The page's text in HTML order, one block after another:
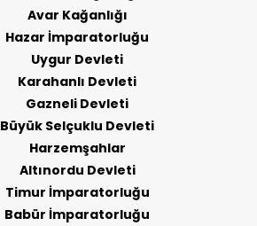
Avar Kağanlığı
Hazar İmparatorluğu
Uygur Devleti
Karahanlı Devleti
Gazneli Devleti
Büyük Selçuklu Devleti
Harzemşahlar
Altınordu Devleti
Timur İmparatorluğu
Babür İmparatorluğu